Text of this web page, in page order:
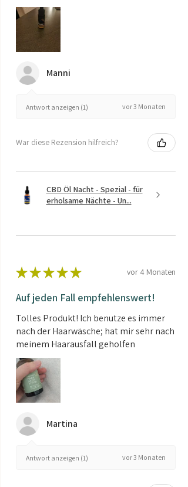
Manni
Antwort anzeigen (1) vor 3 Monaten
War diese Rezension hilfreich?
CBD Öl Nacht - Spezial - für
erholsame Nächte - Un...
★ ★ ★ ★ ★ vor 4 Monaten
Auf jeden Fall empfehlenswert!
Tolles Produkt! Ich benutze es immer
nach der Haarwäsche; hat mir sehr nach
meinem Haarausfall geholfen
Martina
Antwort anzeigen (1) vor 3 Monaten